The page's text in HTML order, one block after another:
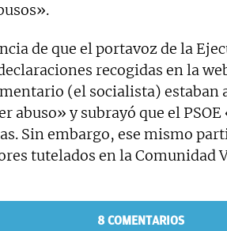
de que el portavoz de la
recogidas en la
(el socialista) estaban
abuso» y subrayó que el
Sin embargo, ese mismo
tutelados en la Comunidad
8 COMENTARIOS